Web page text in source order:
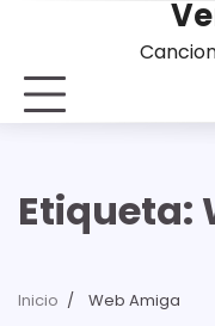
contenido
Etiqueta:
Inicio Web Amiga